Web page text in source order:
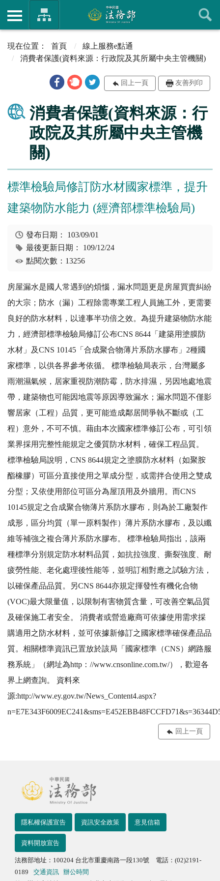
首頁
線上服務e點通
消費者保護(資料來源：行政院及其所屬中央主管機關)
回上一頁 友善列印
消費者保護(資料來源：行
政院及其所屬中央主管機
關)
標準檢驗局修訂防水材國家標準，提升
建築物防水能力 (經濟部標準檢驗局)
發布日期： 103/09/01
最後更新日期： 109/12/24
點閱次數：13256
房屋漏水是國人常遇到的煩惱，漏水問題更是房屋買賣糾紛
的大宗；防水（漏）工程除需專業工程人員施工外，更需要
良好的防水材料，以達事半功倍之效。為提升建築物防水能
力，經濟部標準檢驗局修訂公布CNS 8644「建築用塗膜防
水材」及CNS 10145「合成聚合物薄片系防水膠布」2種國
家標準，以供各界參考依循。 標準檢驗局表示，台灣屬多
雨潮濕氣候，居家重視防潮防霉，防水排濕，另因地處地震
帶，建築物也可能因地震等原因導致漏水；漏水問題不僅影
響居家（工程）品質，更可能造成鄰居間爭執不斷或（工
程）意外，不可不慎。藉由本次國家標準修訂公布，可引領
業界採用完整性能規定之優質防水材料，確保工程品質。
標準檢驗局說明，CNS 8644規定之塗膜防水材料（如聚胺
酯橡膠）可區分直接使用之單成分型，或需拌合使用之雙成
分型；又依使用部位可區分為屋頂用及外牆用。而CNS
10145規定之合成聚合物薄片系防水膠布，則為於工廠製作
成形，區分均質（單一原料製作）薄片系防水膠布，及以纖
維等補強之複合薄片系防水膠布。 標準檢驗局指出，該兩
種標準分別規定防水材料品質，如抗拉強度、撕裂強度、耐
疲勞性能、老化處理後性能等，並明訂相對應之試驗方法，
以確保產品品質。另CNS 8644亦規定揮發性有機化合物
(VOC)最大限量值，以限制有害物質含量，可改善空氣品質
及確保施工者安全。 消費者或營造廠商可依據使用需求採
購適用之防水材料，並可依據新修訂之國家標準確保產品品
質。相關標準資訊已置放於該局「國家標準（CNS）網路服
務系統」（網址為http：//www.cnsonline.com.tw/），歡迎各
界上網查詢。 資料來
源:http://www.ey.gov.tw/News_Content4.aspx?
回上一頁
隱私權保護宣告 資訊安全政策 意見信箱
資料開放宣告
法務部地址：100204 台北市重慶南路一段130號 電話：(02)2191-
0189
交通資訊
辦公時間